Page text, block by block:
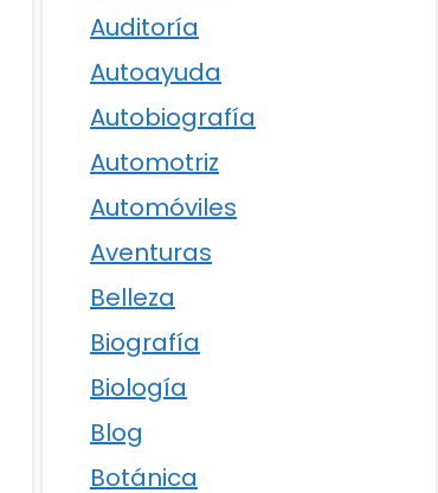
Auditoría
Autoayuda
Autobiografía
Automotriz
Automóviles
Aventuras
Belleza
Biografía
Biología
Blog
Botánica